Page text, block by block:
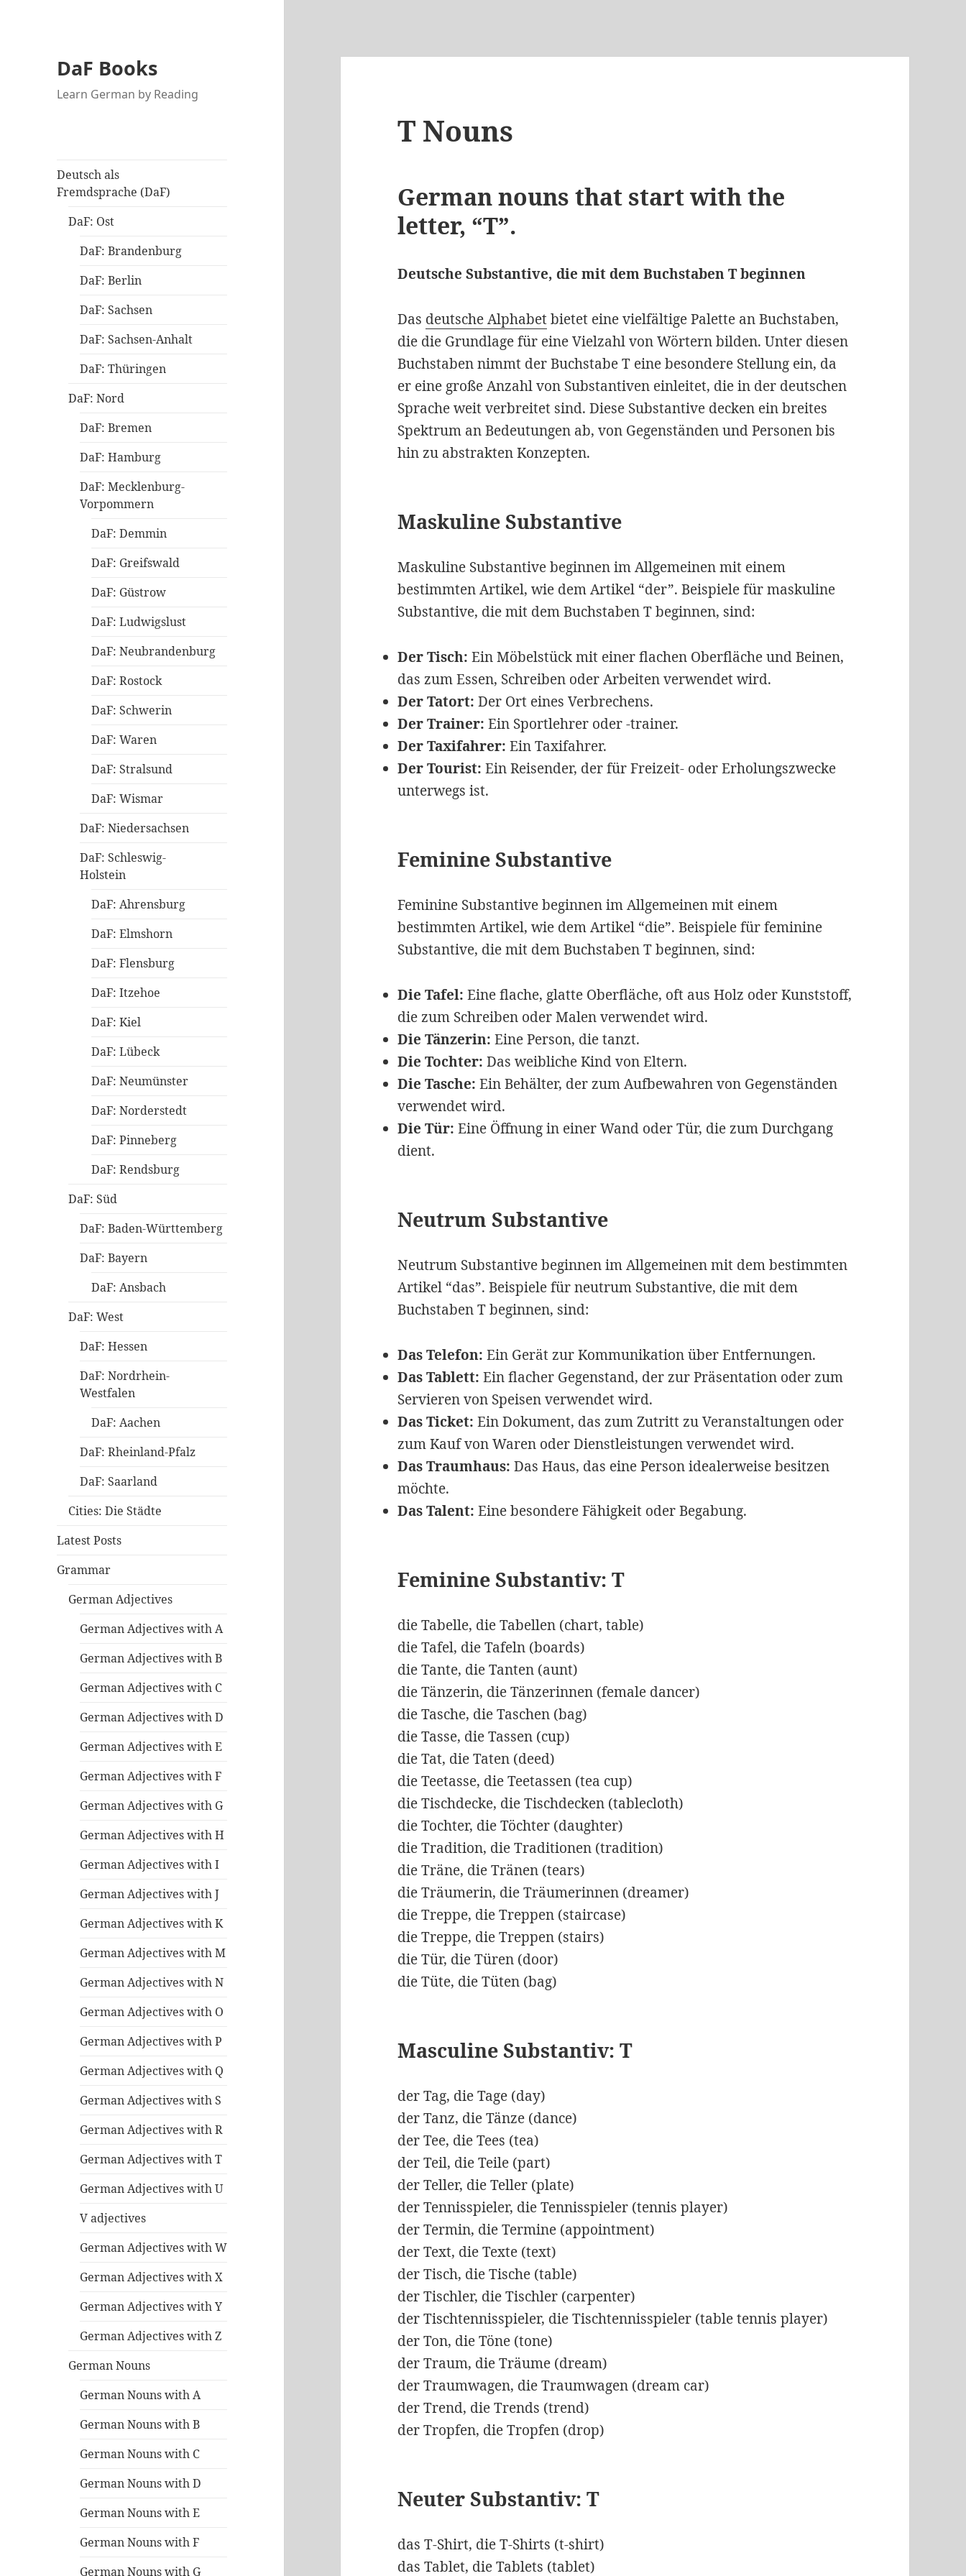
DaF Books
Learn German by Reading
Deutsch als
Fremdsprache (DaF)
DaF: Ost
DaF: Brandenburg
DaF: Berlin
DaF: Sachsen
DaF: Sachsen-Anhalt
DaF: Thüringen
DaF: Nord
DaF: Bremen
DaF: Hamburg
DaF: Mecklenburg-
Vorpommern
DaF: Demmin
DaF: Greifswald
DaF: Güstrow
DaF: Ludwigslust
DaF: Neubrandenburg
DaF: Rostock
DaF: Schwerin
DaF: Waren
DaF: Stralsund
DaF: Wismar
DaF: Niedersachsen
DaF: Schleswig-
Holstein
DaF: Ahrensburg
DaF: Elmshorn
DaF: Flensburg
DaF: Itzehoe
DaF: Kiel
DaF: Lübeck
DaF: Neumünster
DaF: Norderstedt
DaF: Pinneberg
DaF: Rendsburg
DaF: Süd
DaF: Baden-Württemberg
DaF: Bayern
DaF: Ansbach
DaF: West
DaF: Hessen
DaF: Nordrhein-
Westfalen
DaF: Aachen
DaF: Rheinland-Pfalz
DaF: Saarland
Cities: Die Städte
Latest Posts
Grammar
German Adjectives
German Adjectives with A
German Adjectives with B
German Adjectives with C
German Adjectives with D
German Adjectives with E
German Adjectives with F
German Adjectives with G
German Adjectives with H
German Adjectives with I
German Adjectives with J
German Adjectives with K
German Adjectives with M
German Adjectives with N
German Adjectives with O
German Adjectives with P
German Adjectives with Q
German Adjectives with S
German Adjectives with R
German Adjectives with T
German Adjectives with U
V adjectives
German Adjectives with W
German Adjectives with X
German Adjectives with Y
German Adjectives with Z
German Nouns
German Nouns with A
German Nouns with B
German Nouns with C
German Nouns with D
German Nouns with E
German Nouns with F
German Nouns with G
T Nouns
German nouns that start with the
letter, “T”.
Deutsche Substantive, die mit dem Buchstaben T beginnen
Das deutsche Alphabetbietet eine vielfältige Palette an Buchstaben,
die die Grundlage für eine Vielzahl von Wörtern bilden. Unter diesen
Buchstaben nimmt der Buchstabe T eine besondere Stellung ein, da
er eine große Anzahl von Substantiven einleitet, die in der deutschen
Sprache weit verbreitet sind. Diese Substantive decken ein breites
Spektrum an Bedeutungen ab, von Gegenständen und Personen bis
hin zu abstrakten Konzepten.
Maskuline Substantive
Maskuline Substantive beginnen im Allgemeinen mit einem
bestimmten Artikel, wie dem Artikel “der”. Beispiele für maskuline
Substantive, die mit dem Buchstaben T beginnen, sind:
Der Tisch: Ein Möbelstück mit einer flachen Oberfläche und Beinen,
das zum Essen, Schreiben oder Arbeiten verwendet wird.
Der Tatort: Der Ort eines Verbrechens.
Der Trainer: Ein Sportlehrer oder -trainer.
Der Taxifahrer: Ein Taxifahrer.
Der Tourist: Ein Reisender, der für Freizeit- oder Erholungszwecke
unterwegs ist.
Feminine Substantive
Feminine Substantive beginnen im Allgemeinen mit einem
bestimmten Artikel, wie dem Artikel “die”. Beispiele für feminine
Substantive, die mit dem Buchstaben T beginnen, sind:
Die Tafel: Eine flache, glatte Oberfläche, oft aus Holz oder Kunststoff,
die zum Schreiben oder Malen verwendet wird.
Die Tänzerin: Eine Person, die tanzt.
Die Tochter: Das weibliche Kind von Eltern.
Die Tasche: Ein Behälter, der zum Aufbewahren von Gegenständen
verwendet wird.
Die Tür: Eine Öffnung in einer Wand oder Tür, die zum Durchgang
dient.
Neutrum Substantive
Neutrum Substantive beginnen im Allgemeinen mit dem bestimmten
Artikel “das”. Beispiele für neutrum Substantive, die mit dem
Buchstaben T beginnen, sind:
Das Telefon: Ein Gerät zur Kommunikation über Entfernungen.
Das Tablett: Ein flacher Gegenstand, der zur Präsentation oder zum
Servieren von Speisen verwendet wird.
Das Ticket: Ein Dokument, das zum Zutritt zu Veranstaltungen oder
zum Kauf von Waren oder Dienstleistungen verwendet wird.
Das Traumhaus: Das Haus, das eine Person idealerweise besitzen
möchte.
Das Talent: Eine besondere Fähigkeit oder Begabung.
Feminine Substantiv: T
die Tabelle, die Tabellen (chart, table)
die Tafel, die Tafeln (boards)
die Tante, die Tanten (aunt)
die Tänzerin, die Tänzerinnen (female dancer)
die Tasche, die Taschen (bag)
die Tasse, die Tassen (cup)
die Tat, die Taten (deed)
die Teetasse, die Teetassen (tea cup)
die Tischdecke, die Tischdecken (tablecloth)
die Tochter, die Töchter (daughter)
die Tradition, die Traditionen (tradition)
die Träne, die Tränen (tears)
die Träumerin, die Träumerinnen (dreamer)
die Treppe, die Treppen (staircase)
die Treppe, die Treppen (stairs)
die Tür, die Türen (door)
die Tüte, die Tüten (bag)
Masculine Substantiv: T
der Tag, die Tage (day)
der Tanz, die Tänze (dance)
der Tee, die Tees (tea)
der Teil, die Teile (part)
der Teller, die Teller (plate)
der Tennisspieler, die Tennisspieler (tennis player)
der Termin, die Termine (appointment)
der Text, die Texte (text)
der Tisch, die Tische (table)
der Tischler, die Tischler (carpenter)
der Tischtennisspieler, die Tischtennisspieler (table tennis player)
der Ton, die Töne (tone)
der Traum, die Träume (dream)
der Traumwagen, die Traumwagen (dream car)
der Trend, die Trends (trend)
der Tropfen, die Tropfen (drop)
Neuter Substantiv: T
das T-Shirt, die T-Shirts (t-shirt)
das Tablet, die Tablets (tablet)